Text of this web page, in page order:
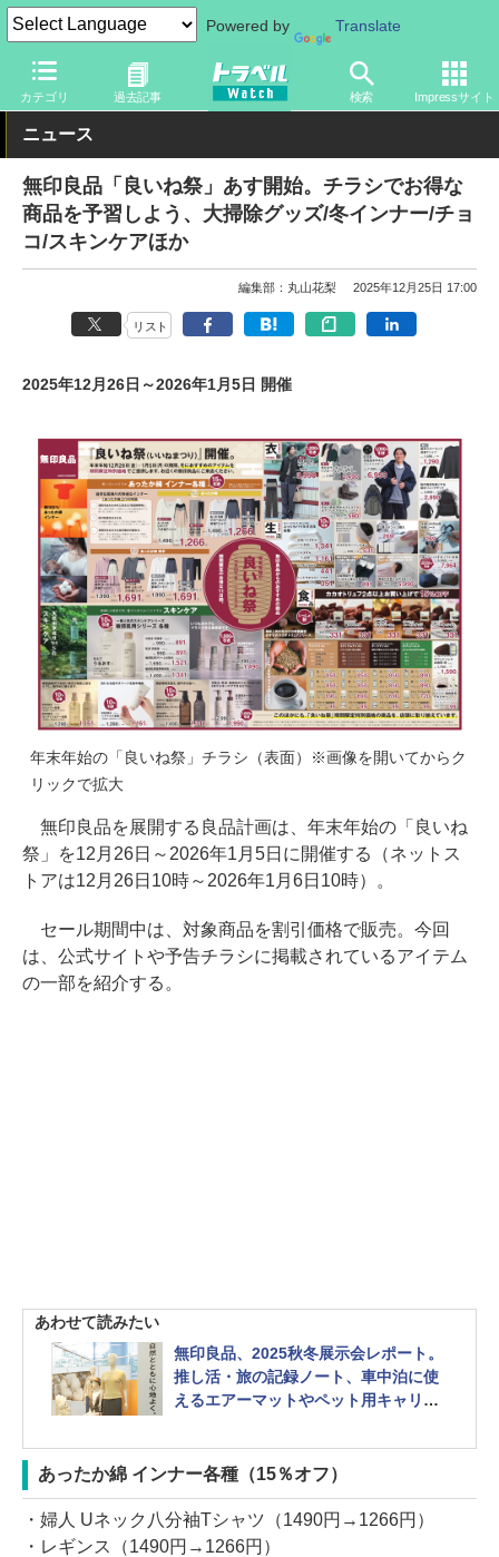
Powered by Translate
カテゴリ 過去記事 検索 Impressサイト
トラベル Watch 旅の情報 セール
ニュース
無印良品「良いね祭」あす開始。チラシでお得な
商品を予習しよう、大掃除グッズ/冬インナー/チョ
コ/スキンケアほか
編集部：丸山花梨 2025年12月25日 17:00
リスト
2025年12月26日～2026年1月5日 開催
年末年始の「良いね祭」チラシ（表面）※画像を開いてからク
リックで拡大
無印良品を展開する良品計画は、年末年始の「良いね
祭」を12月26日～2026年1月5日に開催する（ネットス
トアは12月26日10時～2026年1月6日10時）。
セール期間中は、対象商品を割引価格で販売。今回
は、公式サイトや予告チラシに掲載されているアイテム
の一部を紹介する。
あわせて読みたい
無印良品、2025秋冬展示会レポート。
推し活・旅の記録ノート、車中泊に使
えるエアーマットやペット用キャリー
あったか綿 インナー各種（15％オフ）
・婦人 Uネック八分袖Tシャツ（1490円→1266円）
・レギンス（1490円→1266円）